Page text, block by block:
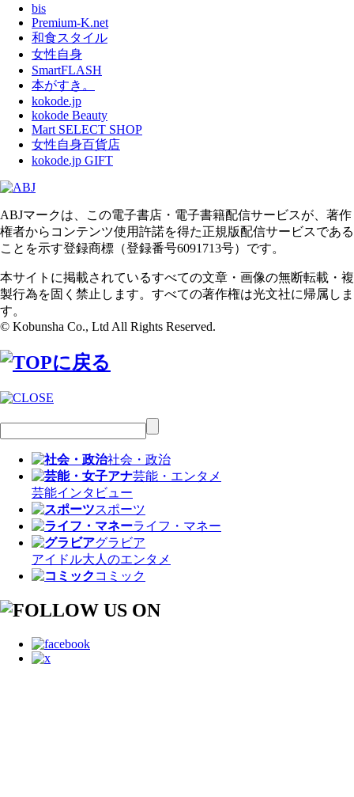
bis
Premium-K.net
和食スタイル
女性自身
SmartFLASH
本がすき。
kokode.jp
kokode Beauty
Mart SELECT SHOP
女性自身百貨店
kokode.jp GIFT
ABJマークは、この電子書店・電子書籍配信サービスが、著作
権者からコンテンツ使用許諾を得た正規版配信サービスである
ことを示す登録商標（登録番号6091713号）です。
本サイトに掲載されているすべての文章・画像の無断転載・複
製行為を固く禁止します。すべての著作権は光文社に帰属しま
す。
© Kobunsha Co., Ltd All Rights Reserved.
社会・政治
芸能・エンタメ
芸能インタビュー
スポーツ
ライフ・マネー
グラビア
アイドル大人のエンタメ
コミック